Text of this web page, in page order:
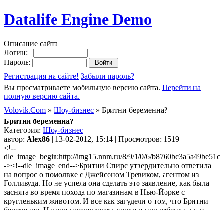
Datalife Engine Demo
Описание сайта
Логин:
Пароль:
Регистрация на сайте! Забыли пароль?
Вы просматриваете мобильную версию сайта. Перейти на
полную версию сайта.
Volovik.Com » Шоу-бизнес » Бритни беременна?
Бритни беременна?
Категория: Шоу-бизнес
автор: Alex86 | 13-02-2012, 15:14 | Просмотров: 1519
<!--
dle_image_begin:http://img15.nnm.ru/8/9/1/0/6/
-><!--dle_image_end-->Бритни Спирс утвердительно ответила
на вопрос о помолвке с Джейсоном Тревиком, агентом из
Голливуда. Но не успела она сделать это заявление, как была
заснята во время похода по магазинам в Нью-Йорке с
кругленьким животом. И все как загудели о том, что Бритни